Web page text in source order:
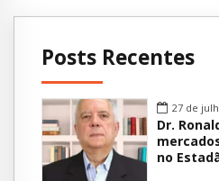
Posts Recentes
27 de
Dr.
no